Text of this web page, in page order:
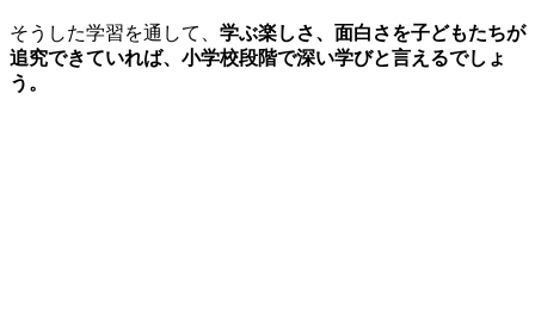
そうした学習を通して、 学ぶ楽しさ、面白さを子どもたちが
追究できていれば、小学校段階で深い学びと言えるでしょ
う。